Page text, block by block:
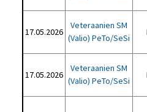
17.05.2026
Veteraanien SM
(Valio) PeTo/SeSi
17.05.2026
Veteraanien SM
(Valio) PeTo/SeSi